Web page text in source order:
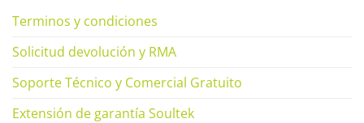
Terminos y condiciones
Solicitud devolución y RMA
Soporte Técnico y Comercial Gratuito
Extensión de garantía Soultek